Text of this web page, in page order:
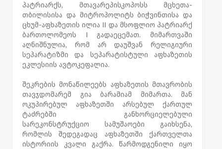
პატრიარქს, მთავარეპისკოპოსს მცხეთა-
თბილისისა და მიტროპოლიტს ბიჭვინთისა და
ცხუმ-აფხაზეთის ილია II და მსოფლიო პატრიარქ
ბართოლომეოს I გადაეცემათ. მიმართვაში
აღნიშნულია, რომ არ დაუშვან რელიგიური
სეპარატიზმი და სეპარატისტული აფხაზეთის
ეკლესიის ავტოკეფალია.
შეკრების მონაწილეებს აფხაზეთის მთავრობის
თავჯდომარემ გია ბარამიამ მიმართა. მან
ოკუპირებულ აფხაზეთში არსებულ ქართულ
ტაძრებში განხორციელებული
სარეკონსტრუქციო სამუშაოები გაიხსენა,
რომლის შედეგადაც აფხაზეთში ქართველთა
ისტორიის კვალი გაქრა. წარმოდგენილი იყო